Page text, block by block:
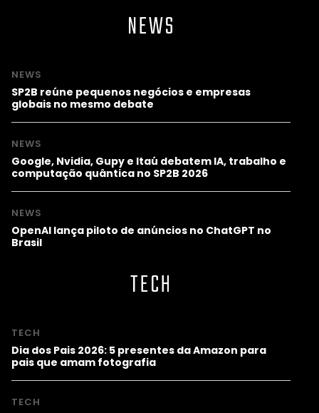
NEWS
NEWS
SP2B reúne pequenos negócios e empresas
globais no mesmo debate
NEWS
Google, Nvidia, Gupy e Itaú debatem IA, trabalho e
computação quântica no SP2B 2026
NEWS
OpenAI lança piloto de anúncios no ChatGPT no
Brasil
TECH
TECH
Dia dos Pais 2026: 5 presentes da Amazon para
pais que amam fotografia
TECH